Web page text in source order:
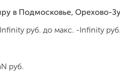
в Подмосковье, Орехово-
Infinity руб. до макс. -Infinity руб.
руб.